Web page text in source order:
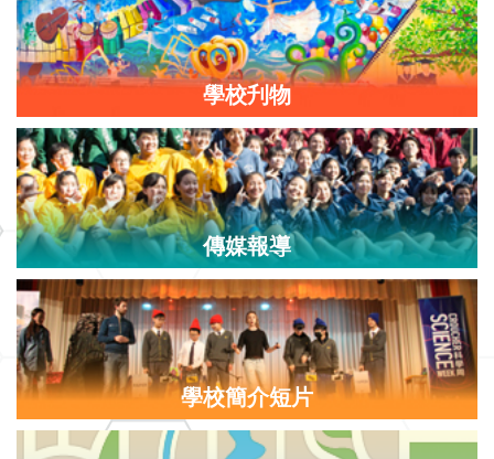
學校刋物
傳媒報導
學校簡介短片